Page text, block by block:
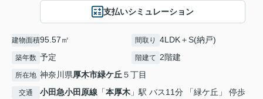
支払いシミュレーション
建物面積95.57㎡ 間取り 4LDK＋S(納戸)
築年数 予定 階建て 2階建
所在地 神奈川県厚木市緑ケ丘５丁目
交通 小田急小田原線 「本厚木 」駅 バス11分 「緑ケ丘」 停歩